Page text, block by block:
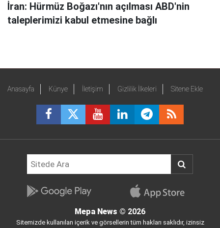
İran: Hürmüz Boğazı'nın açılması ABD'nin
taleplerimizi kabul etmesine bağlı
Anasayfa Künye İletişim Gizlilik İlkeleri Sitene Ekle
Mepa News © 2026
Sitemizde kullanılan içerik ve görsellerin tüm hakları saklıdır, izinsiz